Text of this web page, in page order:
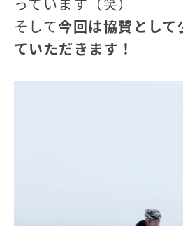
そして今回は協賛とし
ていただきます！